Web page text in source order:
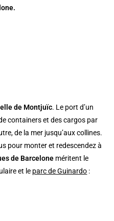
de Montjuïc. Le port d’un
containers et des cargos par
de la mer jusqu’aux collines.
pour monter et redescendez à
de Barcelone méritent le
et le parc de Guinardo :